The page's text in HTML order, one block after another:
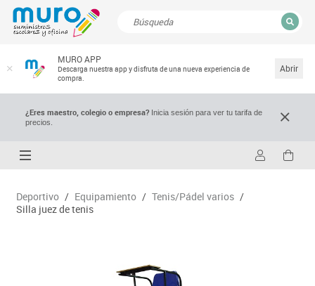
MURO APP
Descarga nuestra app y disfruta de una nueva experiencia de
compra.
Abrir
¿Eres maestro, colegio o empresa?Inicia sesión para ver tu tarifa de
precios.
Deportivo / Equipamiento / Tenis/Pádel varios /
Silla juez de tenis